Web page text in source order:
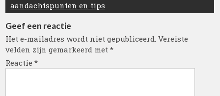
aandachtspunten en tips
Geef een reactie
Het e-mailadres wordt niet gepubliceerd. Vereiste
velden zijn gemarkeerd met*
Reactie*